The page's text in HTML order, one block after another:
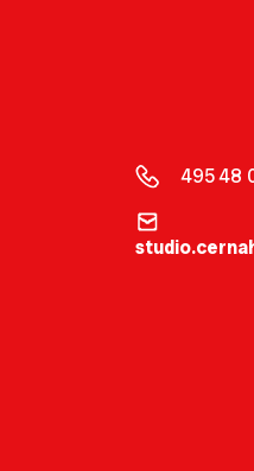
495 48